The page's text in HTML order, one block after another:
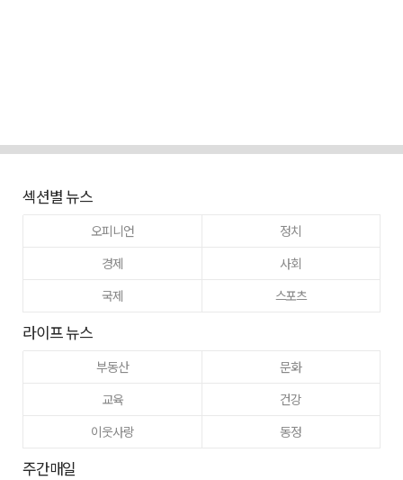
섹션별 뉴스
오피니언
정치
경제
사회
국제
스포츠
라이프 뉴스
부동산
문화
교육
건강
이웃사랑
동정
주간매일